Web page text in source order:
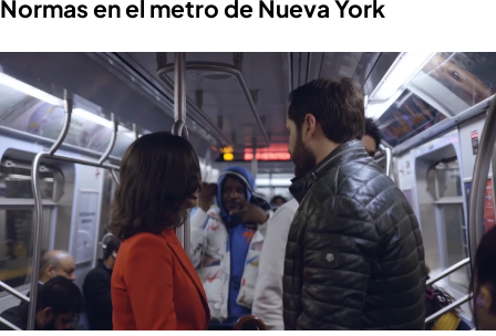
Normas en el metro de Nueva York